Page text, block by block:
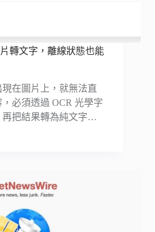
轉文字，離線狀態也能
在圖片上，就無法直
必須透過 OCR 光學字
再把結果轉為純文字…